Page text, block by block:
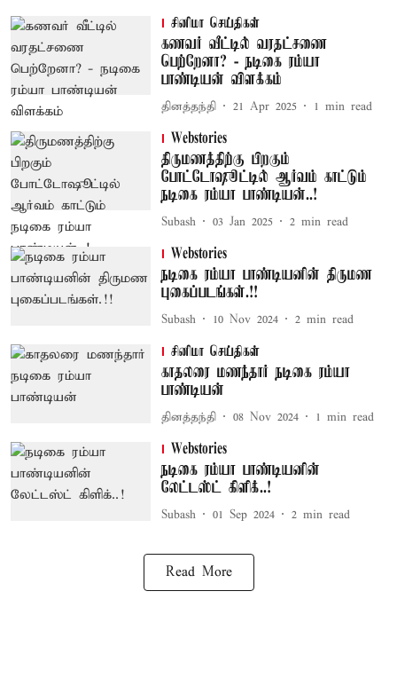
சினிமா செய்திகள்
கணவர் வீட்டில் வரதட்சணை
பெற்றேனா? - நடிகை ரம்யா
பாண்டியன் விளக்கம்
தினத்தந்தி 21 Apr 2025 1 min read
Webstories
திருமணத்திற்கு பிறகும்
போட்டோஷூட்டில் ஆர்வம் காட்டும்
நடிகை ரம்யா பாண்டியன்..!
Subash 03 Jan 2025 2 min read
Webstories
நடிகை ரம்யா பாண்டியனின் திருமண
புகைப்படங்கள்.!!
Subash 10 Nov 2024 2 min read
சினிமா செய்திகள்
காதலரை மணந்தார் நடிகை ரம்யா
பாண்டியன்
தினத்தந்தி 08 Nov 2024 1 min read
Webstories
நடிகை ரம்யா பாண்டியனின்
லேட்டஸ்ட் கிளிக்..!
Subash 01 Sep 2024 2 min read
Read More